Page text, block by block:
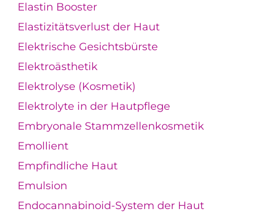
Elastin Booster
Elastizitätsverlust der Haut
Elektrische Gesichtsbürste
Elektroästhetik
Elektrolyse (Kosmetik)
Elektrolyte in der Hautpflege
Embryonale Stammzellenkosmetik
Emollient
Empfindliche Haut
Emulsion
Endocannabinoid-System der Haut